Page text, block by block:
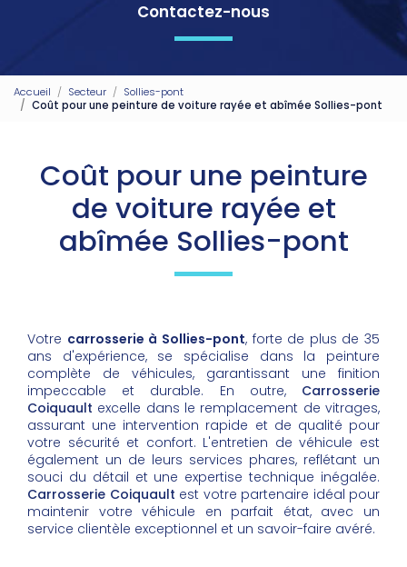
Contactez-nous
Accueil Secteur
Sollies-pont
Coût pour une peinture de voiture rayée et abîmée Sollies-pont
Coût pour une peinture
de voiture rayée et
abîmée Sollies-pont
Votre carrosserie à Sollies-pont, forte de plus de 35
ans d'expérience, se spécialise dans la peinture
complète de véhicules, garantissant une finition
impeccable et durable. En outre, Carrosserie
Coiquault excelle dans le remplacement de vitrages,
assurant une intervention rapide et de qualité pour
votre sécurité et confort. L'entretien de véhicule est
également un de leurs services phares, reflétant un
souci du détail et une expertise technique inégalée.
Carrosserie Coiquault est votre partenaire idéal pour
maintenir votre véhicule en parfait état, avec un
service clientèle exceptionnel et un savoir-faire avéré.